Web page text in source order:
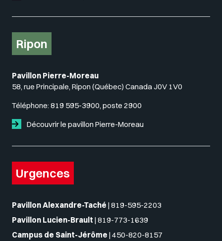
Ripon
Pavillon Pierre-Moreau
58, rue Principale, Ripon (Québec) Canada J0V 1V0
Téléphone: 819 595-3900, poste 2900
Découvrir le pavillon Pierre-Moreau
Urgences
Pavillon Alexandre-Taché | 819-595-2203
Pavillon Lucien-Brault | 819-773-1639
Campus de Saint-Jérôme | 450-820-8157